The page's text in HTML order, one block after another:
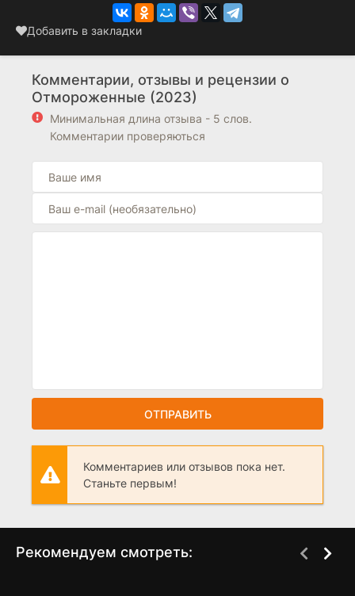
Добавить в закладки
Комментарии, отзывы и рецензии о
Отмороженные (2023)
Минимальная длина отзыва - 5 слов.
Комментарии проверяються
ОТПРАВИТЬ
Комментариев или отзывов пока нет.
Станьте первым!
Рекомендуем смотреть: